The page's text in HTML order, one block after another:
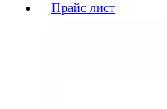
Прайс лист